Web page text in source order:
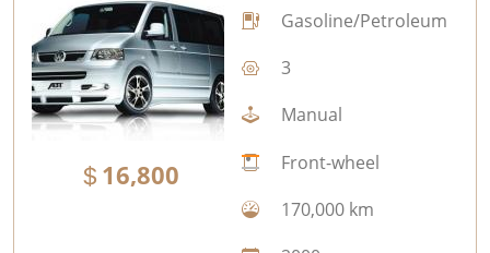
16,800
Gasoline/Petroleum
3
Manual
Front-wheel
170,000 km